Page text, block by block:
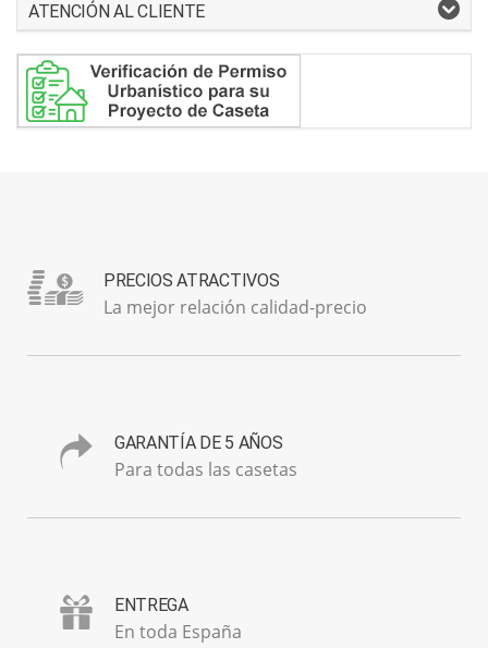
ATENCIÓN AL CLIENTE
PRECIOS ATRACTIVOS
La mejor relación calidad-precio
GARANTÍA DE 5 AÑOS
Para todas las casetas
ENTREGA
En toda España